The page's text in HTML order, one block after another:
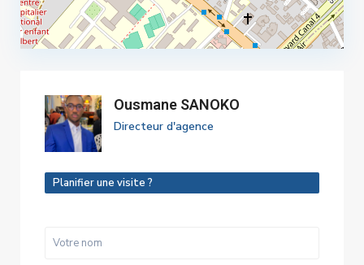
Ousmane SANOKO
Directeur d'agence
Planifier une visite ?